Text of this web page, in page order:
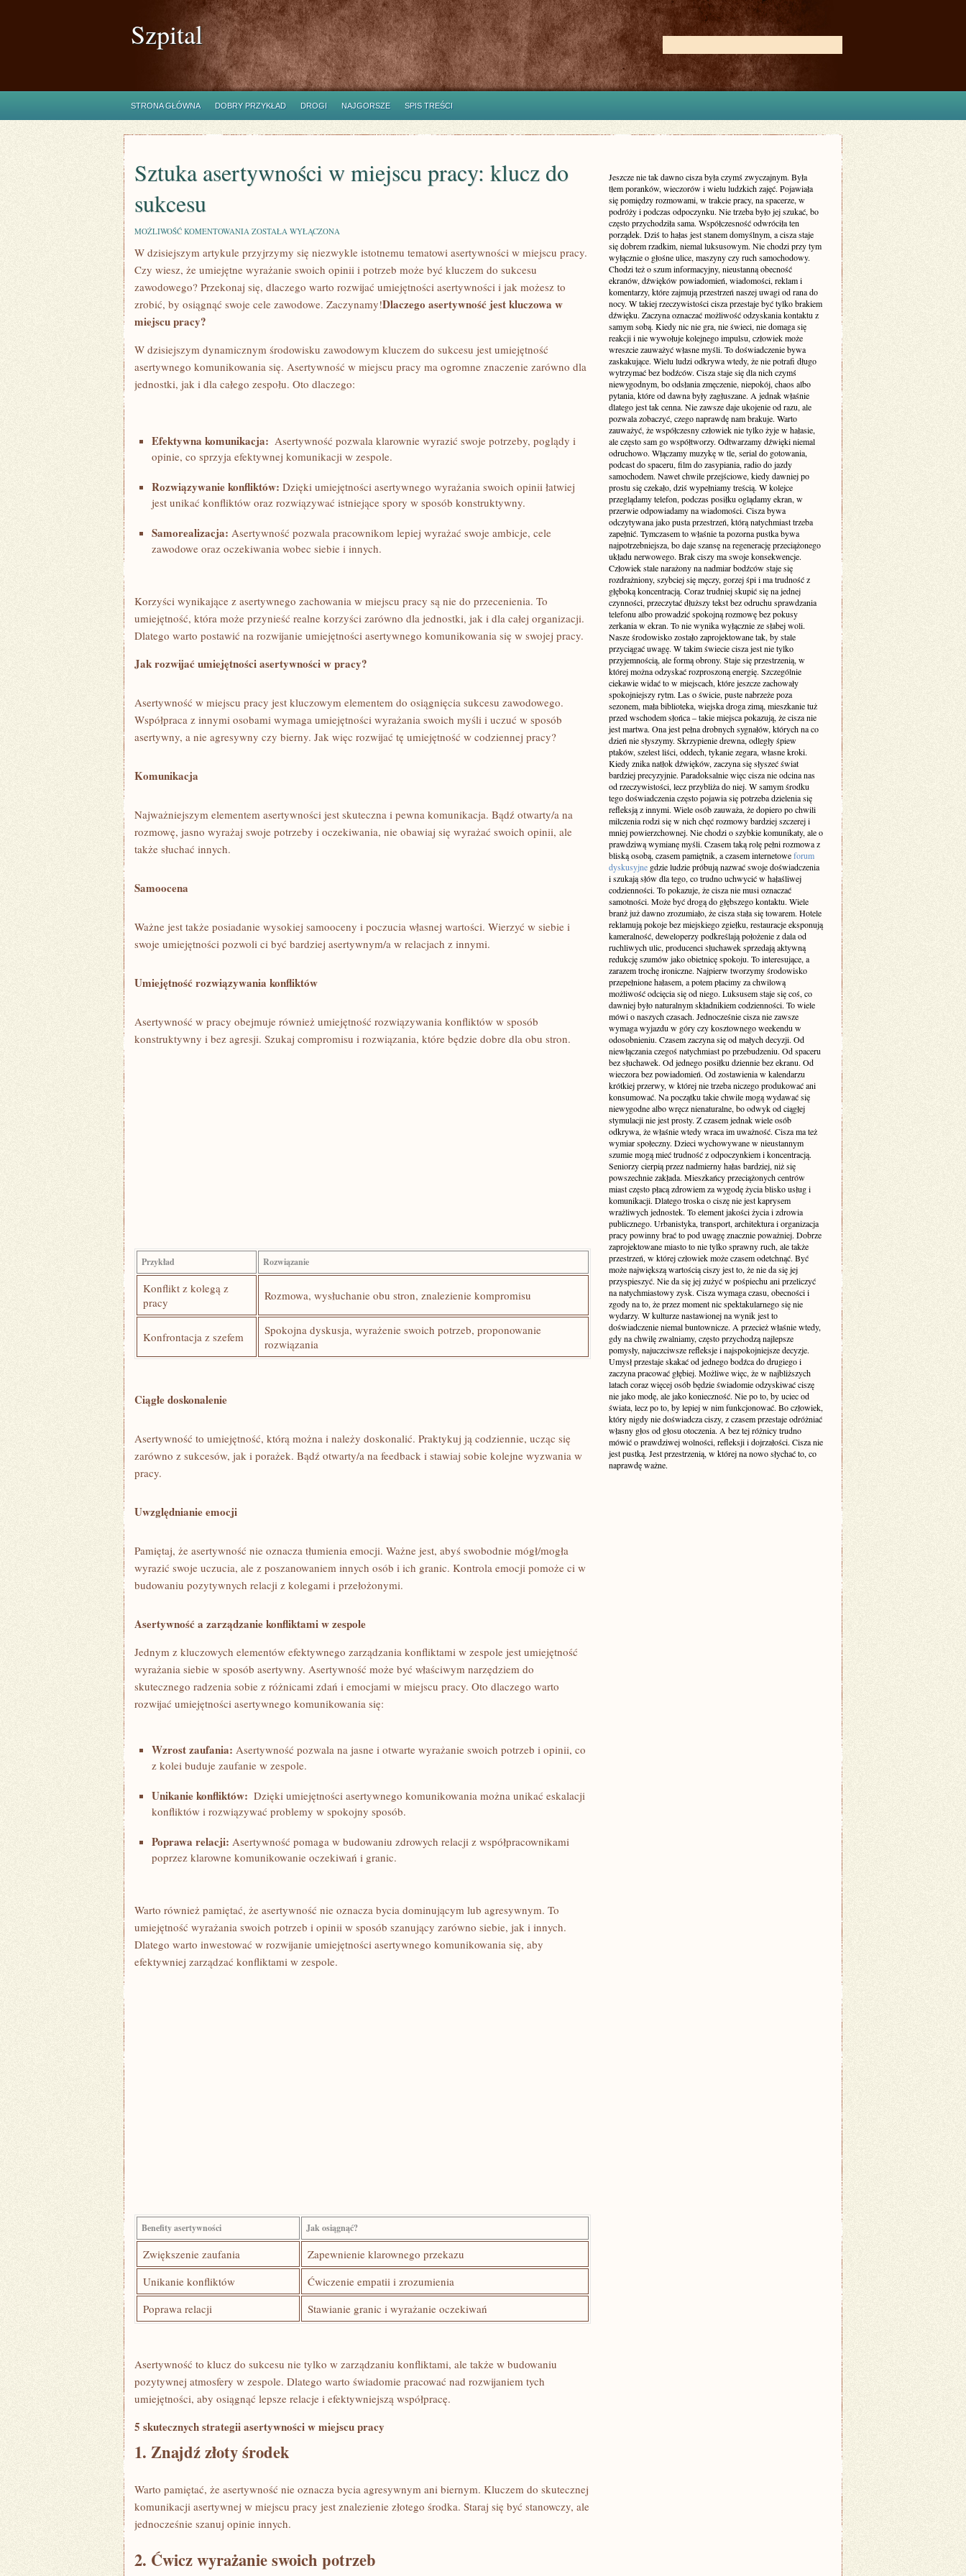
Szpital
STRONA GŁÓWNA DOBRY PRZYKŁAD DROGI NAJGORSZE SPIS TREŚCI
Sztuka asertywności w miejscu pracy: klucz do
sukcesu
MOŻLIWOŚĆ KOMENTOWANIA SZTUKA
W
MIEJSCU
PRACY:
KLUCZ
DO
SUKCESU
ZOSTAŁA WYŁĄCZONA
W dzisiejszym⁤ artykule ‌przyjrzymy się⁤ niezwykle ‌istotnemu ⁣tematowi asertywności ⁢w miejscu pracy.
Czy wiesz, że umiejętne wyrażanie swoich opinii ‍i​ potrzeb może być kluczem do sukcesu
zawodowego? Przekonaj się, ​dlaczego warto rozwijać ‌umiejętności ‍asertywności i jak⁢ możesz to
zrobić, by osiągnąć swoje⁤ cele​ zawodowe. Zaczynamy!Dlaczego⁣ asertywność jest ⁤kluczowa ‌w
miejscu pracy?
W dzisiejszym‍ dynamicznym środowisku zawodowym ‌kluczem​ do ‍sukcesu jest umiejętność
asertywnego komunikowania się. Asertywność w miejscu pracy ma⁢ ogromne⁣ znaczenie⁤ zarówno⁣ dla
jednostki, jak i⁤ dla ‌całego zespołu. Oto​ dlaczego:
Efektywna komunikacja: ⁣ Asertywność ⁤pozwala klarownie wyrazić swoje potrzeby, poglądy i
opinie, co ⁢sprzyja⁤ efektywnej komunikacji ​w zespole.
Rozwiązywanie‌ konfliktów: Dzięki umiejętności‌ asertywnego wyrażania​ swoich⁤ opinii łatwiej
jest ​unikać konfliktów oraz rozwiązywać istniejące spory w sposób ‌konstruktywny.
Samorealizacja: Asertywność pozwala‍ pracownikom lepiej wyrażać swoje ambicje, cele
zawodowe oraz‍ oczekiwania wobec siebie i⁤ innych.
Korzyści wynikające z ⁤asertywnego zachowania w ⁢miejscu pracy są nie do ⁤przecenienia. To
umiejętność,⁤ która może przynieść realne korzyści zarówno dla jednostki,⁤ jak i dla całej organizacji.
Dlatego warto postawić na rozwijanie umiejętności asertywnego komunikowania⁤ się w swojej pracy.
Jak rozwijać umiejętności asertywności w pracy?
Asertywność ⁣w miejscu pracy jest kluczowym elementem do osiągnięcia sukcesu zawodowego.
Współpraca z ​innymi osobami wymaga umiejętności wyrażania swoich ⁤myśli⁢ i uczuć w ⁢sposób⁢
asertywny, a nie agresywny czy bierny. Jak więc⁢ rozwijać tę umiejętność⁤ w‌ codziennej pracy?
Komunikacja
Najważniejszym elementem asertywności jest skuteczna i pewna komunikacja. Bądź otwarty/a na
⁣rozmowę, jasno wyrażaj ​swoje‍ potrzeby i oczekiwania,⁤ nie obawiaj się⁤ wyrażać swoich opinii,‌ ale
także słuchać⁢ innych.
Samoocena
Ważne jest ⁢także posiadanie wysokiej ​samooceny i poczucia własnej ⁤wartości. Wierzyć w⁣ siebie i
swoje umiejętności pozwoli ci‌ być bardziej asertywnym/a⁢ w relacjach z innymi.
Umiejętność rozwiązywania konfliktów
Asertywność w pracy obejmuje również⁤ umiejętność rozwiązywania konfliktów w sposób
konstruktywny i bez agresji. Szukaj‍ compromisu i rozwiązania, które będzie dobre dla obu stron.
Przykład Rozwiązanie
Konflikt z kolegą z
pracy
Rozmowa, ⁤wysłuchanie obu stron, znalezienie‌ kompromisu
Konfrontacja z szefem
Spokojna dyskusja, wyrażenie swoich potrzeb, proponowanie
rozwiązania
Ciągłe doskonalenie
Asertywność to⁢ umiejętność, którą można i ⁢należy doskonalić. Praktykuj ją codziennie, ucząc się⁣
zarówno⁤ z ⁢sukcesów, ⁣jak ⁤i​ porażek. Bądź⁣ otwarty/a na feedback i stawiaj sobie ‍kolejne wyzwania ‍w​
pracy.
Uwzględnianie⁣ emocji
Pamiętaj, że asertywność nie ⁣oznacza ⁤tłumienia emocji.⁤ Ważne jest, ⁤abyś swobodnie mógł/mogła⁢
wyrazić​ swoje uczucia, ale z poszanowaniem innych⁤ osób i ich granic.⁣ Kontrola emocji ​pomoże ci w‍
budowaniu pozytywnych relacji⁣ z kolegami ​i przełożonymi.
Asertywność a zarządzanie konfliktami w ⁣zespole
Jednym z kluczowych elementów efektywnego zarządzania konfliktami ‌w zespole jest umiejętność
wyrażania siebie ​w sposób ⁢asertywny. Asertywność może być właściwym⁤ narzędziem do
skutecznego⁤ radzenia sobie z‍ różnicami zdań ‌i emocjami w miejscu pracy. Oto dlaczego warto
⁢rozwijać umiejętności asertywnego komunikowania się:
Wzrost zaufania: Asertywność ⁢pozwala na jasne i otwarte⁢ wyrażanie⁤ swoich potrzeb i opinii, co
z kolei ​buduje zaufanie w zespole.
Unikanie ​konfliktów: ⁤ Dzięki umiejętności asertywnego komunikowania można unikać eskalacji
konfliktów‍ i rozwiązywać ​problemy⁤ w spokojny sposób.
Poprawa​ relacji: Asertywność pomaga w budowaniu zdrowych relacji z ‌współpracownikami
poprzez klarowne komunikowanie oczekiwań ​i granic.
Warto również pamiętać,‌ że asertywność nie ⁤oznacza bycia⁤ dominującym lub agresywnym. To
⁢umiejętność wyrażania⁤ swoich potrzeb i opinii w‍ sposób‌ szanujący zarówno siebie, jak i innych.‌
Dlatego warto inwestować w rozwijanie umiejętności ⁣asertywnego komunikowania się, aby
efektywniej ⁢zarządzać ⁤konfliktami w⁤ zespole.
Benefity asertywności Jak osiągnąć?
Zwiększenie ​zaufania
Zapewnienie klarownego ⁣przekazu
Unikanie konfliktów
Ćwiczenie empatii i zrozumienia
Poprawa relacji
Stawianie granic⁢ i wyrażanie ​oczekiwań
Asertywność to klucz do ⁣sukcesu nie tylko w zarządzaniu ‍konfliktami, ale także w budowaniu
pozytywnej atmosfery w⁢ zespole. Dlatego warto świadomie pracować nad ​rozwijaniem tych
umiejętności,​ aby osiągnąć lepsze relacje i efektywniejszą współpracę.
5‍ skutecznych strategii asertywności w miejscu⁤ pracy
1.⁤ Znajdź ‌złoty⁤ środek
Warto pamiętać, że asertywność nie oznacza bycia agresywnym ani biernym. Kluczem do​ skutecznej
komunikacji asertywnej w miejscu pracy jest znalezienie złotego środka. ⁢Staraj się⁣ być stanowczy, ale
jednocześnie ⁢szanuj opinie innych.
2. Ćwicz ⁣wyrażanie swoich potrzeb
Jeszcze nie tak dawno cisza była czymś zwyczajnym. Była
tłem poranków, wieczorów i wielu ludzkich zajęć. Pojawiała
się pomiędzy rozmowami, w trakcie pracy, na spacerze, w
podróży i podczas odpoczynku. Nie trzeba było jej szukać, bo
często przychodziła sama. Współczesność odwróciła ten
porządek. Dziś to hałas jest stanem domyślnym, a cisza staje
się dobrem rzadkim, niemal luksusowym. Nie chodzi przy tym
wyłącznie o głośne ulice, maszyny czy ruch samochodowy.
Chodzi też o szum informacyjny, nieustanną obecność
ekranów, dźwięków powiadomień, wiadomości, reklam i
komentarzy, które zajmują przestrzeń naszej uwagi od rana do
nocy. W takiej rzeczywistości cisza przestaje być tylko brakiem
dźwięku. Zaczyna oznaczać możliwość odzyskania kontaktu z
samym sobą. Kiedy nic nie gra, nie świeci, nie domaga się
reakcji i nie wywołuje kolejnego impulsu, człowiek może
wreszcie zauważyć własne myśli. To doświadczenie bywa
zaskakujące. Wielu ludzi odkrywa wtedy, że nie potrafi długo
wytrzymać bez bodźców. Cisza staje się dla nich czymś
niewygodnym, bo odsłania zmęczenie, niepokój, chaos albo
pytania, które od dawna były zagłuszane. A jednak właśnie
dlatego jest tak cenna. Nie zawsze daje ukojenie od razu, ale
pozwala zobaczyć, czego naprawdę nam brakuje. Warto
zauważyć, że współczesny człowiek nie tylko żyje w hałasie,
ale często sam go współtworzy. Odtwarzamy dźwięki niemal
odruchowo. Włączamy muzykę w tle, serial do gotowania,
podcast do spaceru, film do zasypiania, radio do jazdy
samochodem. Nawet chwile przejściowe, kiedy dawniej po
prostu się czekało, dziś wypełniamy treścią. W kolejce
przeglądamy telefon, podczas posiłku oglądamy ekran, w
przerwie odpowiadamy na wiadomości. Cisza bywa
odczytywana jako pusta przestrzeń, którą natychmiast trzeba
zapełnić. Tymczasem to właśnie ta pozorna pustka bywa
najpotrzebniejsza, bo daje szansę na regenerację przeciążonego
układu nerwowego. Brak ciszy ma swoje konsekwencje.
Człowiek stale narażony na nadmiar bodźców staje się
rozdrażniony, szybciej się męczy, gorzej śpi i ma trudność z
głęboką koncentracją. Coraz trudniej skupić się na jednej
czynności, przeczytać dłuższy tekst bez odruchu sprawdzania
telefonu albo prowadzić spokojną rozmowę bez pokusy
zerkania w ekran. To nie wynika wyłącznie ze słabej woli.
Nasze środowisko zostało zaprojektowane tak, by stale
przyciągać uwagę. W takim świecie cisza jest nie tylko
przyjemnością, ale formą obrony. Staje się przestrzenią, w
której można odzyskać rozproszoną energię. Szczególnie
ciekawie widać to w miejscach, które jeszcze zachowały
spokojniejszy rytm. Las o świcie, puste nabrzeże poza
sezonem, mała biblioteka, wiejska droga zimą, mieszkanie tuż
przed wschodem słońca – takie miejsca pokazują, że cisza nie
jest martwa. Ona jest pełna drobnych sygnałów, których na co
dzień nie słyszymy. Skrzypienie drewna, odległy śpiew
ptaków, szelest liści, oddech, tykanie zegara, własne kroki.
Kiedy znika natłok dźwięków, zaczyna się słyszeć świat
bardziej precyzyjnie. Paradoksalnie więc cisza nie odcina nas
od rzeczywistości, lecz przybliża do niej. W samym środku
tego doświadczenia często pojawia się potrzeba dzielenia się
refleksją z innymi. Wiele osób zauważa, że dopiero po chwili
milczenia rodzi się w nich chęć rozmowy bardziej szczerej i
mniej powierzchownej. Nie chodzi o szybkie komunikaty, ale o
prawdziwą wymianę myśli. Czasem taką rolę pełni rozmowa z
bliską osobą, czasem pamiętnik, a czasem internetoweforum
dyskusyjne gdzie ludzie próbują nazwać swoje doświadczenia
i szukają słów dla tego, co trudno uchwycić w hałaśliwej
codzienności. To pokazuje, że cisza nie musi oznaczać
samotności. Może być drogą do głębszego kontaktu. Wiele
branż już dawno zrozumiało, że cisza stała się towarem. Hotele
reklamują pokoje bez miejskiego zgiełku, restauracje eksponują
kameralność, deweloperzy podkreślają położenie z dala od
ruchliwych ulic, producenci słuchawek sprzedają aktywną
redukcję szumów jako obietnicę spokoju. To interesujące, a
zarazem trochę ironiczne. Najpierw tworzymy środowisko
przepełnione hałasem, a potem płacimy za chwilową
możliwość odcięcia się od niego. Luksusem staje się coś, co
dawniej było naturalnym składnikiem codzienności. To wiele
mówi o naszych czasach. Jednocześnie cisza nie zawsze
wymaga wyjazdu w góry czy kosztownego weekendu w
odosobnieniu. Czasem zaczyna się od małych decyzji. Od
niewłączania czegoś natychmiast po przebudzeniu. Od spaceru
bez słuchawek. Od jednego posiłku dziennie bez ekranu. Od
wieczora bez powiadomień. Od zostawienia w kalendarzu
krótkiej przerwy, w której nie trzeba niczego produkować ani
konsumować. Na początku takie chwile mogą wydawać się
niewygodne albo wręcz nienaturalne, bo odwyk od ciągłej
stymulacji nie jest prosty. Z czasem jednak wiele osób
odkrywa, że właśnie wtedy wraca im uważność. Cisza ma też
wymiar społeczny. Dzieci wychowywane w nieustannym
szumie mogą mieć trudność z odpoczynkiem i koncentracją.
Seniorzy cierpią przez nadmierny hałas bardziej, niż się
powszechnie zakłada. Mieszkańcy przeciążonych centrów
miast często płacą zdrowiem za wygodę życia blisko usług i
komunikacji. Dlatego troska o ciszę nie jest kaprysem
wrażliwych jednostek. To element jakości życia i zdrowia
publicznego. Urbanistyka, transport, architektura i organizacja
pracy powinny brać to pod uwagę znacznie poważniej. Dobrze
zaprojektowane miasto to nie tylko sprawny ruch, ale także
przestrzeń, w której człowiek może czasem odetchnąć. Być
może największą wartością ciszy jest to, że nie da się jej
przyspieszyć. Nie da się jej zużyć w pośpiechu ani przeliczyć
na natychmiastowy zysk. Cisza wymaga czasu, obecności i
zgody na to, że przez moment nic spektakularnego się nie
wydarzy. W kulturze nastawionej na wynik jest to
doświadczenie niemal buntownicze. A przecież właśnie wtedy,
gdy na chwilę zwalniamy, często przychodzą najlepsze
pomysły, najuczciwsze refleksje i najspokojniejsze decyzje.
Umysł przestaje skakać od jednego bodźca do drugiego i
zaczyna pracować głębiej. Możliwe więc, że w najbliższych
latach coraz więcej osób będzie świadomie odzyskiwać ciszę
nie jako modę, ale jako konieczność. Nie po to, by uciec od
świata, lecz po to, by lepiej w nim funkcjonować. Bo człowiek,
który nigdy nie doświadcza ciszy, z czasem przestaje odróżniać
własny głos od głosu otoczenia. A bez tej różnicy trudno
mówić o prawdziwej wolności, refleksji i dojrzałości. Cisza nie
jest pustką. Jest przestrzenią, w której na nowo słychać to, co
naprawdę ważne.